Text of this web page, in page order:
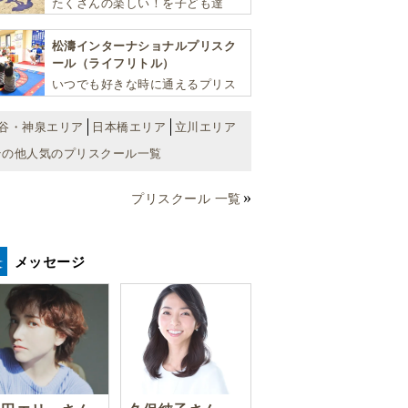
たくさんの楽しい！を子ども達
ラムとバイリンガル保育で子供達
の『生きる力』を育てます。
松濤インターナショナルプリスク
ール（ライフリトル）
いつでも好きな時に通えるプリス
性を尊重し、想像力豊かな感性、
自ら進んで学ぶこと、考える力を
育みます
・神泉エリア 日本橋エリア
立川エリア
の他人気のプリスクール一覧
プリスクール 一覧
メッセージ